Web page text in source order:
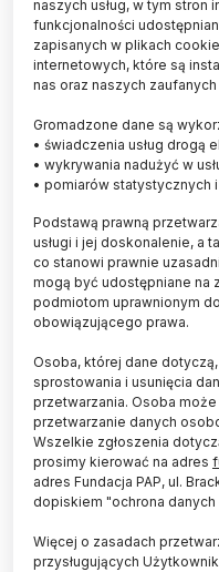
3 minuty czytania
Read the English version of
Ugorowanie gleby to
prowadzenie jednej
m.in. erozję i
uprawy jest
doszedł
m.in. z Wrocławia,
naszych usług, w tym stron
funkcjonalności
zapisanych w plikach
internetowych, które są
nas oraz naszych
Gromadzone dane są
• świadczenia usług drogą
• wykrywania nadużyć w
• pomiarów statystycznych
Podstawą prawną
usługi i jej doskonalenie, a
co stanowi prawnie
mogą być udostępniane na
podmiotom uprawnionym
obowiązującego prawa.
Osoba, której dane
sprostowania i usunięcia
przetwarzania. Osoba
przetwarzanie danych
Wszelkie zgłoszenia
prosimy kierować na adres
adres Fundacja PAP, ul.
dopiskiem "ochrona
Więcej o zasadach
przysługujących